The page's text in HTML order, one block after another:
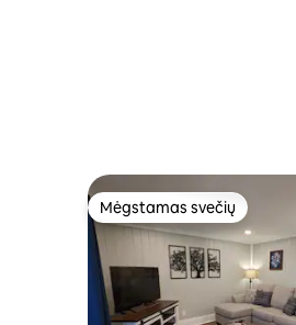
Mėgstamas svečių
Mėgstamas svečių